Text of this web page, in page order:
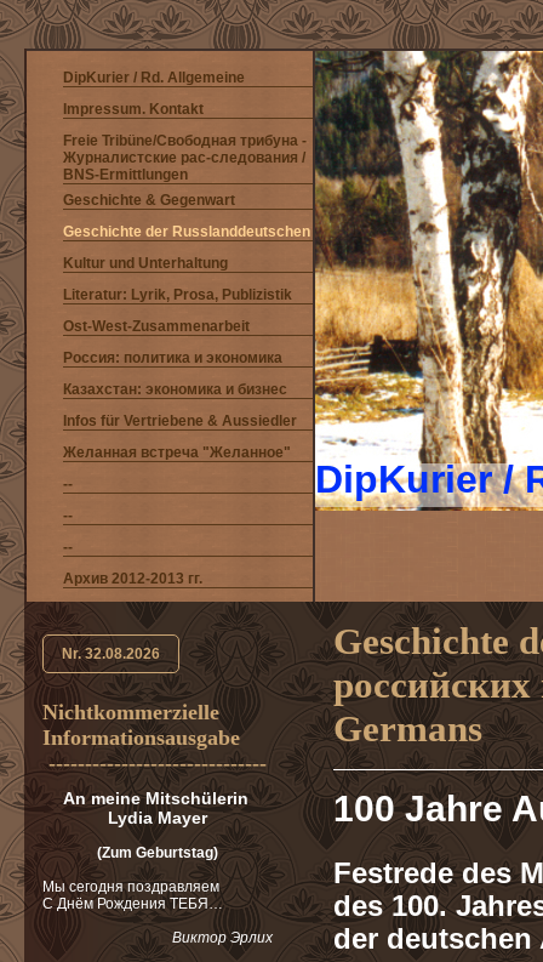
DipKurier / Rd. Allgemeine
Impressum. Kontakt
Freie Tribüne/Свободная трибуна -
Журналистские рас-следования /
BNS-Ermittlungen
Geschichte & Gegenwart
Geschichte der Russlanddeutschen
Kultur und Unterhaltung
Literatur: Lyrik, Prosa, Publizistik
Ost-West-Zusammenarbeit
Россия: политика и экономика
Казахстан: экономика и бизнес
Infos für Vertriebene & Aussiedler
Желанная встреча "Желанное"
--
--
--
Арxив 2012-2013 гг.
DipKurier /
Geschichte
Germans
100 Jahre
Festrede des
des 100.
der deutschen
Nr. 32.08.2026
Nichtkommerzielle
Informationsausgabe
------------------------------
An meine Mitschülerin
Lydia Mayer
(Zum Geburtstag)
Мы сегодня поздравляем
С Днём Рождения ТЕБЯ…
Виктор Эрлих